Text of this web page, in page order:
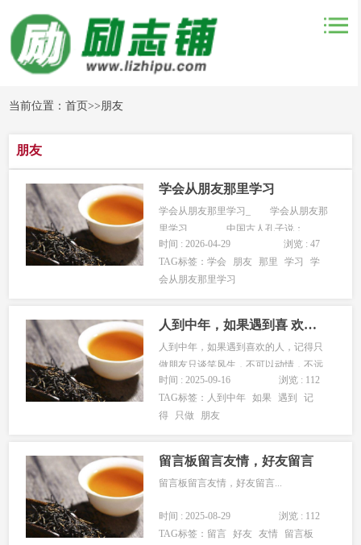
当前位置：首页>> 朋友
朋友
学会从朋友那里学习
学会从朋友那里学习_ 学会从朋友那
里学习 中国古人孔子说：
&ldquo;益者三友，损者三友。友直，友
谅，友多闻，益矣。友便辟，友善柔，
友便佞，损矣。&rdquo; 西方大学也非
公开辩...
时间 : 2026-04-29
浏览 : 47
TAG标签：学会 朋友 那里 学习
学
会从朋友那里学习
人到中年，如果遇到喜 欢的人，记得只做朋友
人到中年，如果遇到喜欢的人，记得只
做朋友只谈笑风生，不可以动情，不远
不近的欣赏，淡淡的喜欢，千万不要奢
望靠近，人一旦有了贪恋，就注定要失
去，有些风景只能欣赏，却不能收藏，
爱情这东西太极端了要么一生，要么陌
时间 : 2025-09-16
浏览 : 112
TAG标签： 人到中年 如果 遇到
记
得
只做 朋友
留言板留言友情，好友留言
留言板留言友情，好友留言...
时间 : 2025-08-29
浏览 : 112
TAG标签： 留言 好友 友情
留言板